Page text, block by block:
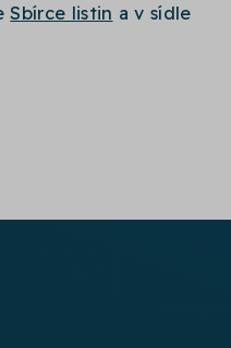
Sbírce listin a v sídle